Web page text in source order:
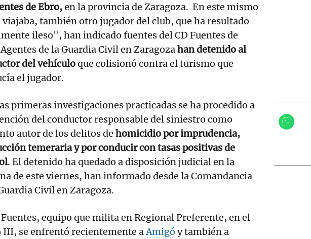
de Ebro,en la provincia de Zaragoza. En este mismo
viajaba, también otro jugador del club, que ha resultado
ileso", han indicado fuentes del CD Fuentes de
de la Guardia Civil en Zaragozahan detenido al
del vehículoque colisionó contra el turismo que
el jugador.
primeras investigaciones practicadas se ha procedido a
del conductor responsable del siniestro como
autor de los delitos de homicidio por imprudencia,
temeraria y por conducir con tasas positivas de
. El detenido ha quedado a disposición judicial en la
de este viernes, han informado desde la Comandancia
Civil en Zaragoza.
Fuentes, equipo que milita en Regional Preferente, en el
III, se enfrentó recientemente aAmigó y también a